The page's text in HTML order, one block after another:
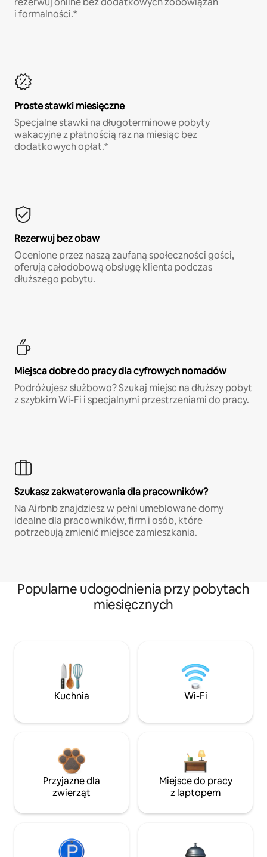
i formalności.*
Proste stawki miesięczne
Specjalne stawki na długoterminowe pobyty
wakacyjne z płatnością raz na miesiąc bez
dodatkowych opłat.*
Rezerwuj bez obaw
Ocenione przez naszą zaufaną społeczności gości,
oferują całodobową obsługę klienta podczas
dłuższego pobytu.
Miejsca dobre do pracy dla cyfrowych nomadów
Podróżujesz służbowo? Szukaj miejsc na dłuższy pobyt
z szybkim Wi-Fi i specjalnymi przestrzeniami do pracy.
Szukasz zakwaterowania dla pracowników?
Na Airbnb znajdziesz w pełni umeblowane domy
idealne dla pracowników, firm i osób, które
potrzebują zmienić miejsce zamieszkania.
Popularne udogodnienia przy pobytach
miesięcznych
Kuchnia Wi-Fi
Przyjazne dla
zwierząt
Miejsce do pracy
z laptopem